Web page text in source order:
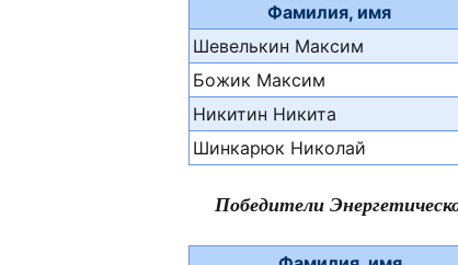
Фамилия, имя
Шевелькин Максим
Божик Максим
Никитин Никита
Шинкарюк Николай
Победители